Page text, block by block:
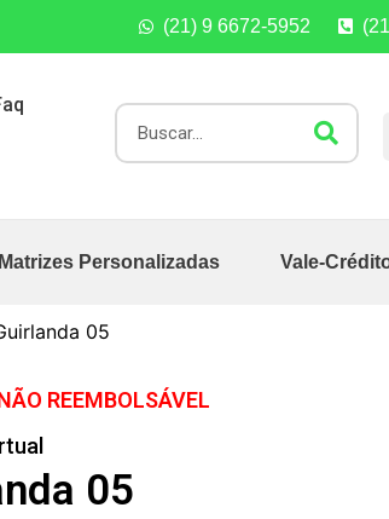
(21) 9 6672-5952
Matrizes Personalizadas Vale-
05
REEMBOLSÁVEL
05